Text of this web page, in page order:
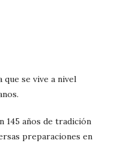
que se vive a nivel
145 años de tradición
preparaciones en